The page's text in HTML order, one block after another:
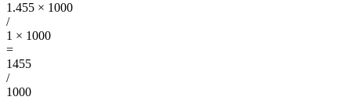
1.455 × 1000
/
1 × 1000
=
1455
/
1000